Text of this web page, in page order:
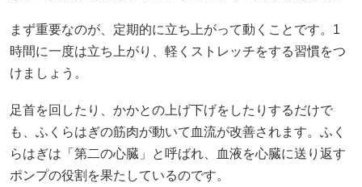
まず重要なのが、定期的に立ち上がって動くことです。1
時間に一度は立ち上がり、軽くストレッチをする習慣をつ
けましょう。
足首を回したり、かかとの上げ下げをしたりするだけで
も、ふくらはぎの筋肉が動いて血流が改善されます。ふく
らはぎは「第二の心臓」と呼ばれ、血液を心臓に送り返す
ポンプの役割を果たしているのです。